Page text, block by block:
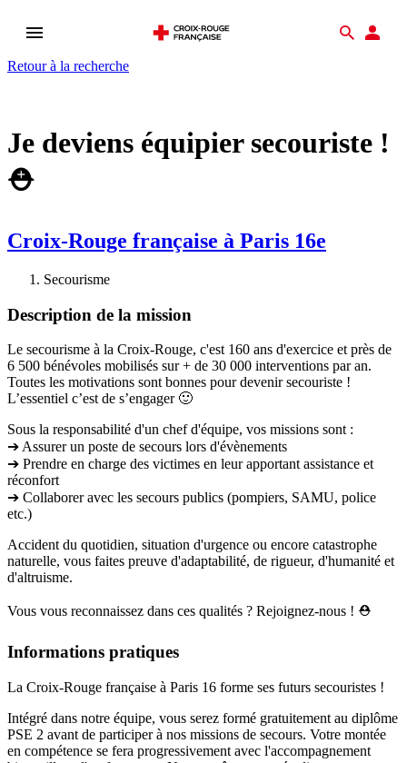
Ouvrir
menu
Retour à la recherche
Je deviens équipier secouriste !
⛑️
Croix-Rouge française à Paris 16e
Secourisme
Description de la mission
Le secourisme à la Croix-Rouge, c'est 160 ans d'exercice et près de
6 500 bénévoles mobilisés sur + de 30 000 interventions par an.
Toutes les motivations sont bonnes pour devenir secouriste !
L’essentiel c’est de s’engager 🙂
Sous la responsabilité d'un chef d'équipe, vos missions sont :
➔ Assurer un poste de secours lors d'évènements
➔ Prendre en charge des victimes en leur apportant assistance et
réconfort
➔ Collaborer avec les secours publics (pompiers, SAMU, police
etc.)
Accident du quotidien, situation d'urgence ou encore catastrophe
naturelle, vous faites preuve d'adaptabilité, de rigueur, d'humanité et
d'altruisme.
Vous vous reconnaissez dans ces qualités ? Rejoignez-nous ! ⛑️
Informations pratiques
La Croix-Rouge française à Paris 16 forme ses futurs secouristes !
Intégré dans notre équipe, vous serez formé gratuitement au diplôme
PSE 2 avant de participer à nos missions de secours. Votre montée
en compétence se fera progressivement avec l'accompagnement